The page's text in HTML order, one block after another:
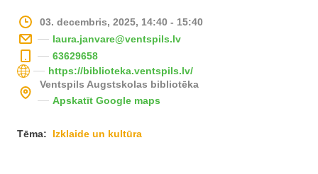
03. decembris, 2025, 14:40 - 15:40
laura.janvare@ventspils.lv
63629658
https://biblioteka.ventspils.lv/
Ventspils Augstskolas bibliotēka
Apskatīt Google maps
Tēma: Izklaide un kultūra